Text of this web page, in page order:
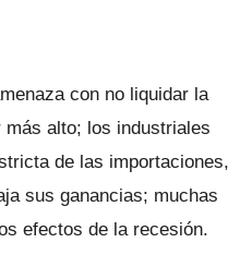
con no liquidar la
alto; los industriales
de las importaciones,
sus ganancias; muchas
efectos de la recesión.